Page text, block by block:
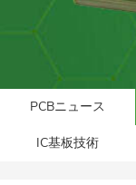
PCBニュース
IC基板技術